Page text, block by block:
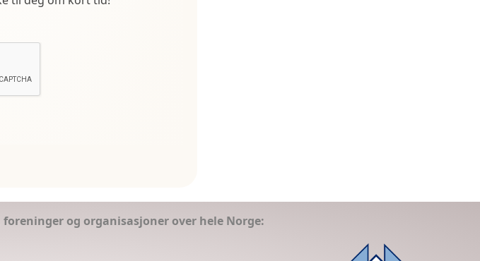
og organisasjoner over hele Norge: